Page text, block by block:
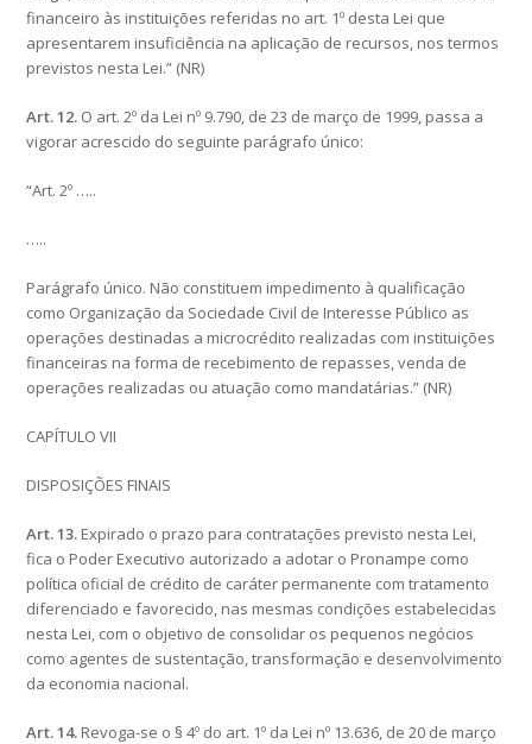
financeiro às instituições referidas no art. 1º desta Lei que
apresentarem insuficiência na aplicação de recursos, nos termos
previstos nesta Lei.” (NR)
Art. 12. O art. 2º da Lei nº 9.790, de 23 de março de 1999, passa a
vigorar acrescido do seguinte parágrafo único:
“Art. 2º …..
…..
Parágrafo único. Não constituem impedimento à qualificação
como Organização da Sociedade Civil de Interesse Público as
operações destinadas a microcrédito realizadas com instituições
financeiras na forma de recebimento de repasses, venda de
operações realizadas ou atuação como mandatárias.” (NR)
CAPÍTULO VII
DISPOSIÇÕES FINAIS
Art. 13. Expirado o prazo para contratações previsto nesta Lei,
fica o Poder Executivo autorizado a adotar o Pronampe como
política oficial de crédito de caráter permanente com tratamento
diferenciado e favorecido, nas mesmas condições estabelecidas
nesta Lei, com o objetivo de consolidar os pequenos negócios
como agentes de sustentação, transformação e desenvolvimento
da economia nacional.
Art. 14. Revoga-se o § 4º do art. 1º da Lei nº 13.636, de 20 de março